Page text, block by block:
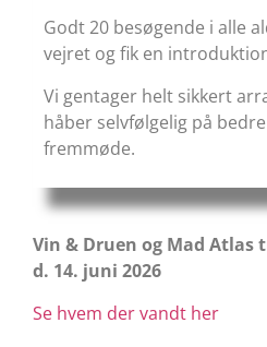
Godt 20 besøgende i alle
vejret og fik en
Vi gentager helt sikkert
håber selvfølgelig på
fremmøde.
Vin & Druen og Mad Atlas
d. 14. juni 2026
Se hvem der vandt her